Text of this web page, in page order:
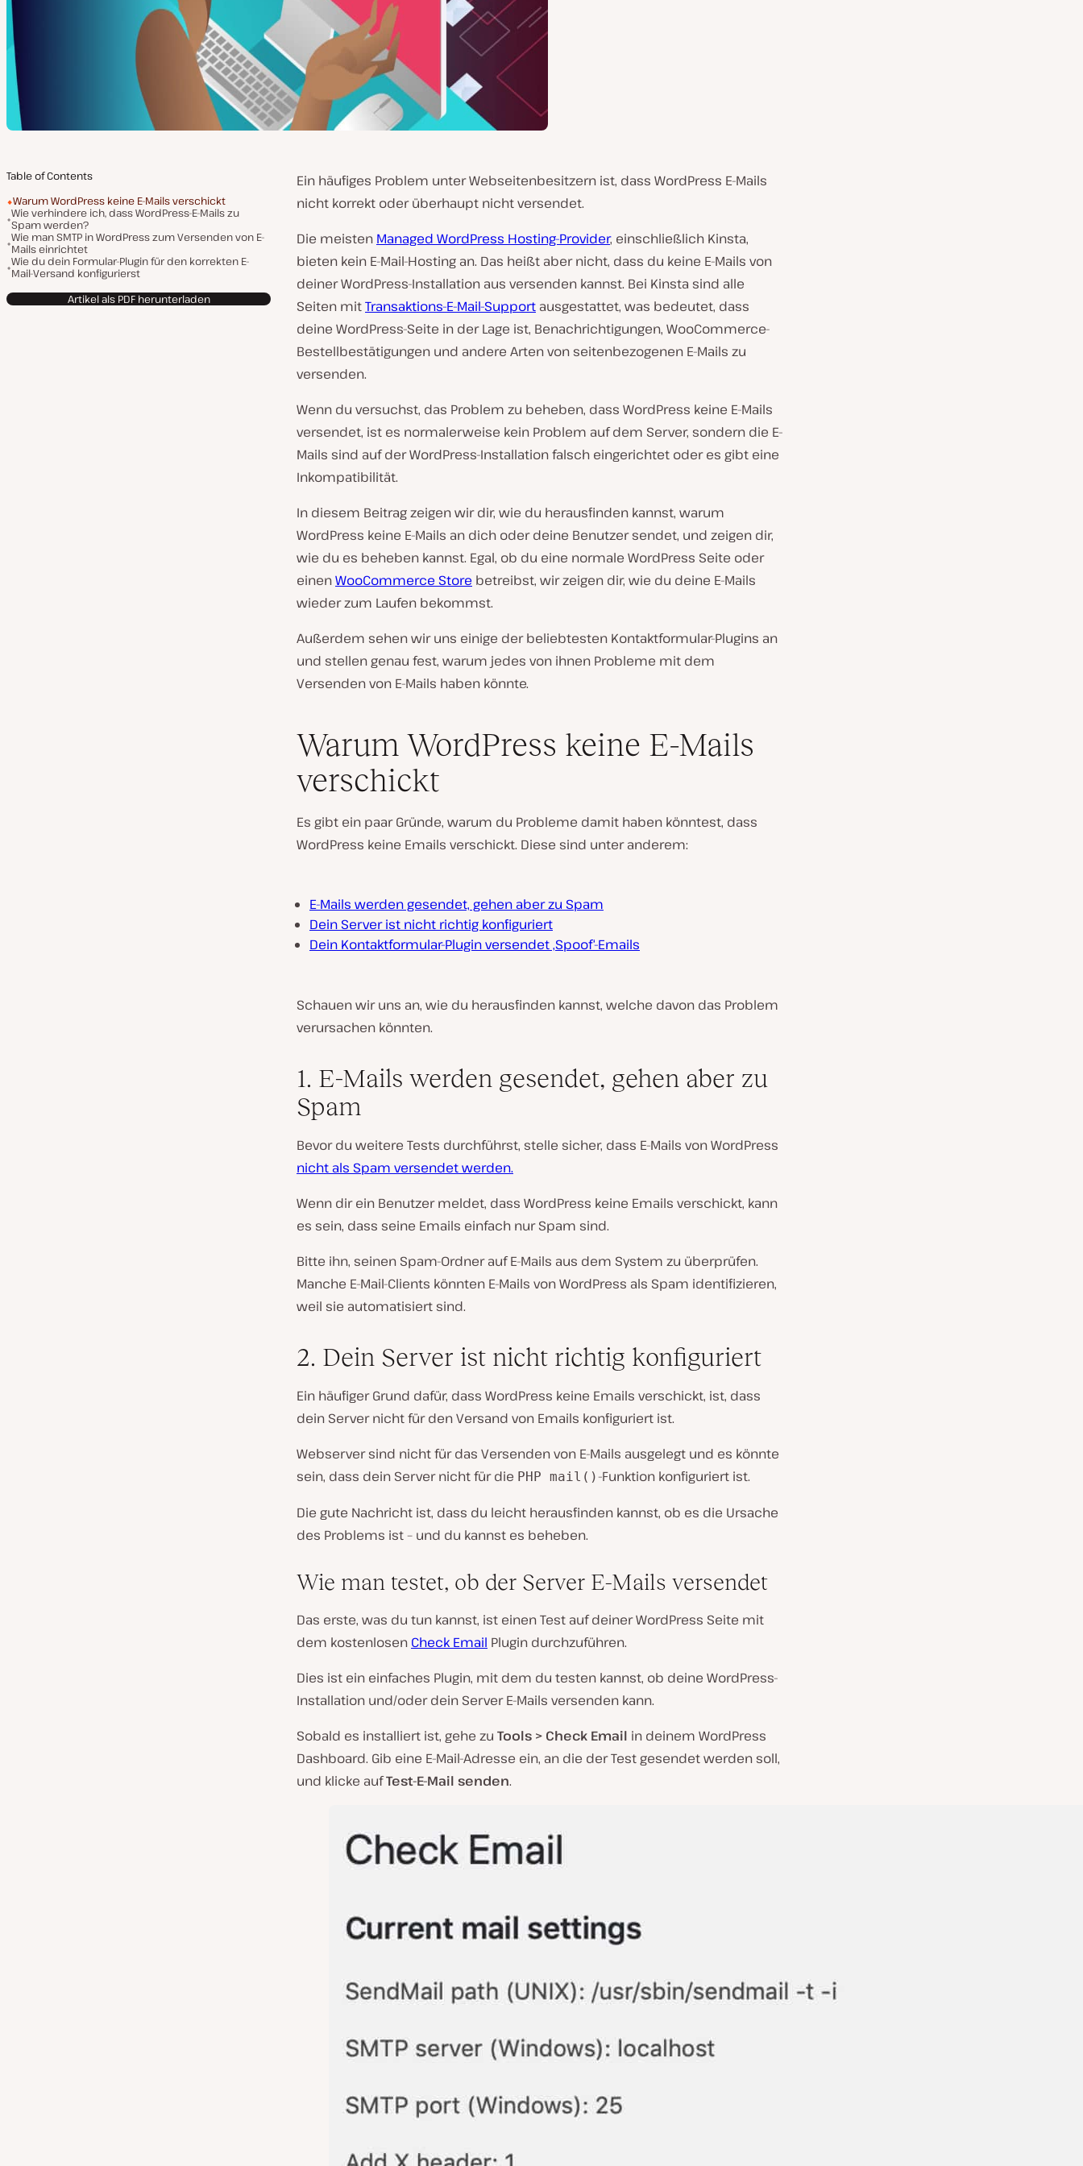
Table of Contents
Warum WordPress keine E-Mails verschickt
Wie verhindere ich, dass WordPress-E-Mails zu
Spam werden?
Wie man SMTP in WordPress zum Versenden von E-
Mails einrichtet
Wie du dein Formular-Plugin für den korrekten E-
Mail-Versand konfigurierst
Artikel als PDF herunterladen
Ein häufiges Problem unter Webseitenbesitzern ist, dass WordPress E-Mails
nicht korrekt oder überhaupt nicht versendet.
Die meisten Managed WordPress Hosting-Provider, einschließlich Kinsta,
bieten kein E-Mail-Hosting an. Das heißt aber nicht, dass du keine E-Mails von
deiner WordPress-Installation aus versenden kannst. Bei Kinsta sind alle
Seiten mitTransaktions-E-Mail-Support ausgestattet, was bedeutet, dass
deine WordPress-Seite in der Lage ist, Benachrichtigungen, WooCommerce-
Bestellbestätigungen und andere Arten von seitenbezogenen E-Mails zu
versenden.
Wenn du versuchst, das Problem zu beheben, dass WordPress keine E-Mails
versendet, ist es normalerweise kein Problem auf dem Server, sondern die E-
Mails sind auf der WordPress-Installation falsch eingerichtet oder es gibt eine
Inkompatibilität.
In diesem Beitrag zeigen wir dir, wie du herausfinden kannst, warum
WordPress keine E-Mails an dich oder deine Benutzer sendet, und zeigen dir,
wie du es beheben kannst. Egal, ob du eine normale WordPress Seite oder
einenWooCommerce Store betreibst, wir zeigen dir, wie du deine E-Mails
wieder zum Laufen bekommst.
Außerdem sehen wir uns einige der beliebtesten Kontaktformular-Plugins an
und stellen genau fest, warum jedes von ihnen Probleme mit dem
Versenden von E-Mails haben könnte.
Warum WordPress keine E-Mails
verschickt
Es gibt ein paar Gründe, warum du Probleme damit haben könntest, dass
WordPress keine Emails verschickt. Diese sind unter anderem:
E-Mails werden gesendet, gehen aber zu Spam
Dein Server ist nicht richtig konfiguriert
Dein Kontaktformular-Plugin versendet ‚Spoof‘-Emails
Schauen wir uns an, wie du herausfinden kannst, welche davon das Problem
verursachen könnten.
1. E-Mails werden gesendet, gehen aber zu
Spam
Bevor du weitere Tests durchführst, stelle sicher, dass E-Mails von WordPress
nicht als Spam versendet werden.
Wenn dir ein Benutzer meldet, dass WordPress keine Emails verschickt, kann
es sein, dass seine Emails einfach nur Spam sind.
Bitte ihn, seinen Spam-Ordner auf E-Mails aus dem System zu überprüfen.
Manche E-Mail-Clients könnten E-Mails von WordPress als Spam identifizieren,
weil sie automatisiert sind.
2. Dein Server ist nicht richtig konfiguriert
Ein häufiger Grund dafür, dass WordPress keine Emails verschickt, ist, dass
dein Server nicht für den Versand von Emails konfiguriert ist.
Webserver sind nicht für das Versenden von E-Mails ausgelegt und es könnte
sein, dass dein Server nicht für die PHP mail()-Funktion konfiguriert ist.
Die gute Nachricht ist, dass du leicht herausfinden kannst, ob es die Ursache
des Problems ist – und du kannst es beheben.
Wie man testet, ob der Server E-Mails versendet
Das erste, was du tun kannst, ist einen Test auf deiner WordPress Seite mit
dem kostenlosen Check Email Plugin durchzuführen.
Dies ist ein einfaches Plugin, mit dem du testen kannst, ob deine WordPress-
Installation und/oder dein Server E-Mails versenden kann.
Sobald es installiert ist, gehe zu Tools > Check Email in deinem WordPress
Dashboard. Gib eine E-Mail-Adresse ein, an die der Test gesendet werden soll,
und klicke aufTest-E-Mail senden.